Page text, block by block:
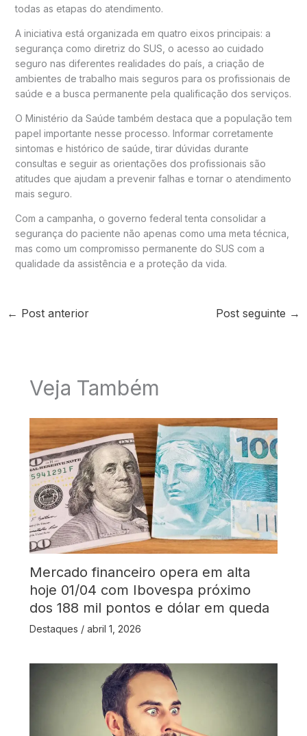
todas as etapas do atendimento.
A iniciativa está organizada em quatro eixos principais: a
segurança como diretriz do SUS, o acesso ao cuidado
seguro nas diferentes realidades do país, a criação de
ambientes de trabalho mais seguros para os profissionais de
saúde e a busca permanente pela qualificação dos serviços.
O Ministério da Saúde também destaca que a população tem
papel importante nesse processo. Informar corretamente
sintomas e histórico de saúde, tirar dúvidas durante
consultas e seguir as orientações dos profissionais são
atitudes que ajudam a prevenir falhas e tornar o atendimento
mais seguro.
Com a campanha, o governo federal tenta consolidar a
segurança do paciente não apenas como uma meta técnica,
mas como um compromisso permanente do SUS com a
qualidade da assistência e a proteção da vida.
← Post anterior Post seguinte →
Veja Também
Mercado financeiro opera em alta
hoje 01/04 com Ibovespa próximo
dos 188 mil pontos e dólar em queda
Destaques / abril 1, 2026